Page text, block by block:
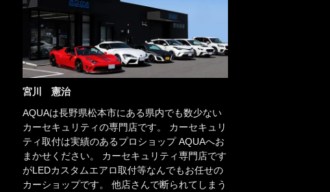
宮川 憲治
AQUAは長野県松本市にある県内でも数少ない
カーセキュリティの専門店です。 カーセキュリ
ティ取付は実績のあるプロショップ AQUAへお
まかせください。 カーセキュリティ専門店です
がLEDカスタムエアロ取付等なんでもお任せの
カーショップです。 他店さんで断られてしまう